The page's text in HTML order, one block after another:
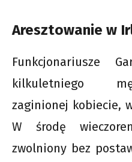
Aresztowanie w
Funkcjonariusze
kilkuletniego
zaginionej kobiecie,
W środę
zwolniony bez